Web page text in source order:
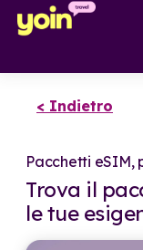
< Indietro
Pacchetti eSIM,
Trova il
le tue